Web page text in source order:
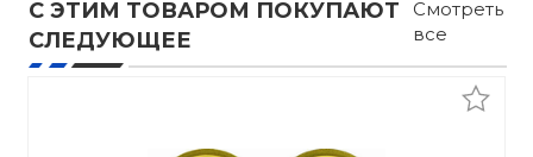
С ЭТИМ ТОВАРОМ ПОКУПАЮТ
СЛЕДУЮЩЕЕ
Смотреть
все